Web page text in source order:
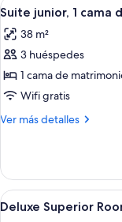
camas
matrimonio
todas
las
fotos
de
Suite
junior,
de
matrimonio
grande
5
Suite junior, 1 cama
38 m²
3 huéspedes
1 cama de
Wifi gratis
Ver más detalles
Más
junior,
cama
Abrir
todas
6
Deluxe Superior